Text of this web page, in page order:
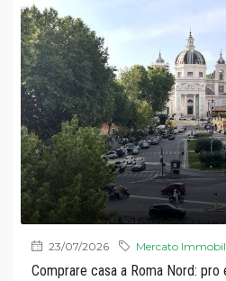
23/07/2026 Mercato
Comprare casa a Roma Nord: